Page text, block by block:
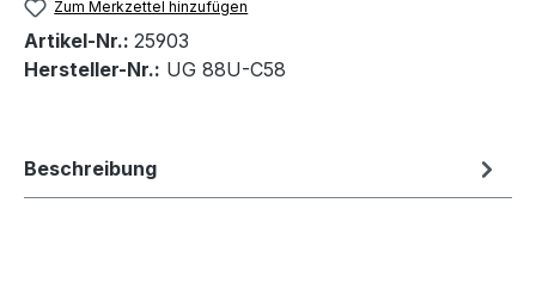
Zum Merkzettel hinzufügen
Artikel-Nr.: 25903
Hersteller-Nr.: UG 88U-C58
Beschreibung